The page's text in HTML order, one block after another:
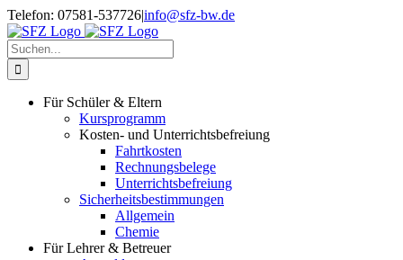
Zum
Inhalt
springen
Telefon: 07581-537726|info@sfz-bw.de
Suche
nach:
Für Schüler & Eltern
Kursprogramm
Kosten- und Unterrichtsbefreiung
Fahrtkosten
Rechnungsbelege
Unterrichtsbefreiung
Sicherheitsbestimmungen
Allgemein
Chemie
Für Lehrer & Betreuer